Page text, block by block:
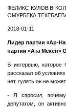
ФЕЛИКС КУЛОВ В
ОМУРБЕКА
2018-01-11
Лидер партии «Ар-
партии «Ата Мекен»
В интервью, которое
рассказал об
нет, гулять он не
- Я спросил,
депутатом, он